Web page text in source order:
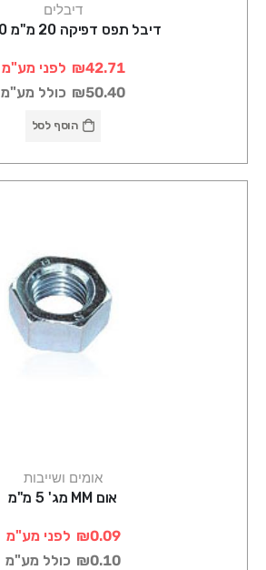
דיבלים
דיבל תפס דפיקה 20 מ"מ 100 יח'
₪42.71 לפני מע"מ
₪50.40 כולל מע"מ
הוסף לסל
אומים ושייבות
אום MM מג' 5 מ"מ
₪0.09 לפני מע"מ
₪0.10 כולל מע"מ